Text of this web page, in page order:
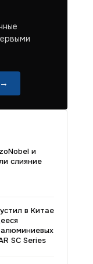
и
слияние
в Китае
SC Series